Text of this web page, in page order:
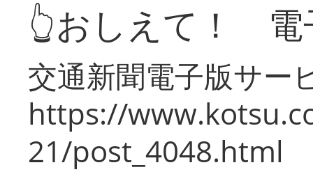
👆おしえて！ 電
交通新聞電子版サー
https://
21/post_4048.html